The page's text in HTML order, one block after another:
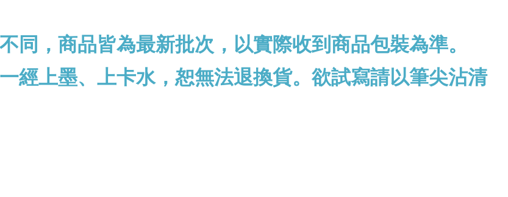
同，商品皆為最新批次，以實際收到商品包裝為準。
經上墨、上卡水，恕無法退換貨。欲試寫請以筆尖沾清